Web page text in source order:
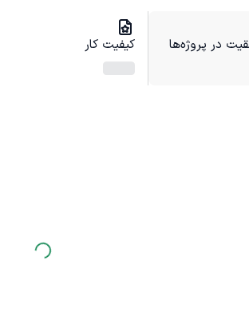
در پروژه‌ها کیفیت کار